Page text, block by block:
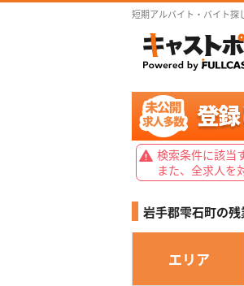
短期アルバイト・バイト探
検索条件に該当
また、全求人を
岩手郡雫石町の
エリア